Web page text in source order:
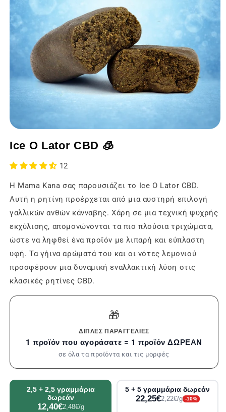
των
μέσων
1
σε
modal
Ice O Lator CBD 🧊
12
Η Mama Kana σας παρουσιάζει το Ice O Lator CBD.
Αυτή η ρητίνη προέρχεται από μια αυστηρή επιλογή
γαλλικών ανθών κάνναβης. Χάρη σε μια τεχνική ψυχρής
εκχύλισης, απομονώνονται τα πιο πλούσια τριχώματα,
ώστε να ληφθεί ένα προϊόν με λιπαρή και εύπλαστη
υφή. Τα γήινα αρώματά του και οι νότες λεμονιού
προσφέρουν μια δυναμική εναλλακτική λύση στις
κλασικές ρητίνες CBD.
🎁
ΔΙΠΛΈΣ ΠΑΡΑΓΓΕΛΊΕΣ
1 προϊόν που αγοράσατε = 1 προϊόν ΔΩΡΕΑΝ
σε όλα τα προϊόντα και τις μορφές
2,5 + 2,5 γραμμάρια
δωρεάν
12,40€2,48€/g
5 + 5 γραμμάρια δωρεάν
22,25€2,22€/g -10%